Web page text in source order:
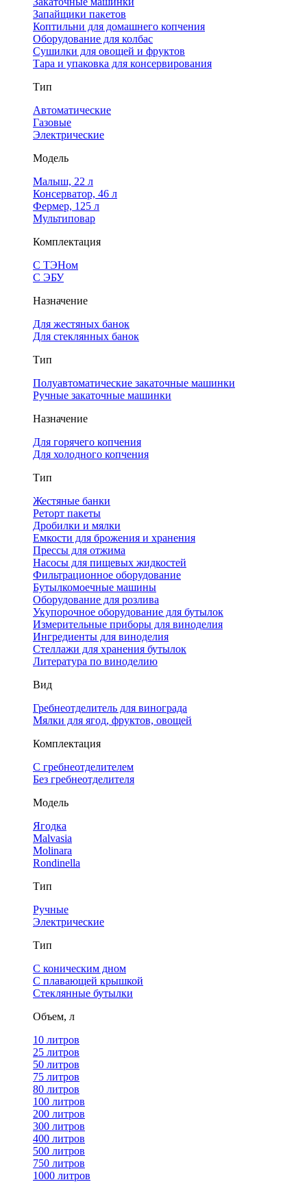
Запайщики пакетов
Коптильни для домашнего копчения
Оборудование для колбас
Сушилки для овощей и фруктов
Тара и упаковка для консервирования
Тип
Автоматические
Газовые
Электрические
Модель
Малыш, 22 л
Консерватор, 46 л
Фермер, 125 л
Мультиповар
Комплектация
С ТЭНом
С ЭБУ
Назначение
Для жестяных банок
Для стеклянных банок
Тип
Полуавтоматические закаточные машинки
Ручные закаточные машинки
Назначение
Для горячего копчения
Для холодного копчения
Тип
Жестяные банки
Реторт пакеты
Дробилки и мялки
Емкости для брожения и хранения
Прессы для отжима
Насосы для пищевых жидкостей
Фильтрационное оборудование
Бутылкомоечные машины
Оборудование для розлива
Укупорочное оборудование для бутылок
Измерительные приборы для виноделия
Ингредиенты для виноделия
Стеллажи для хранения бутылок
Литература по виноделию
Вид
Гребнеотделитель для винограда
Мялки для ягод, фруктов, овощей
Комплектация
С гребнеотделителем
Без гребнеотделителя
Модель
Ягодка
Malvasia
Molinara
Rondinella
Тип
Ручные
Электрические
Тип
С коническим дном
С плавающей крышкой
Стеклянные бутылки
Объем, л
10 литров
25 литров
50 литров
75 литров
80 литров
100 литров
200 литров
300 литров
400 литров
500 литров
750 литров
1000 литров